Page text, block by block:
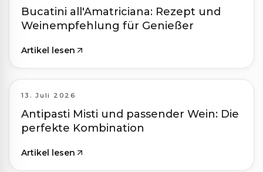
Bucatini all'Amatriciana: Rezept und
Weinempfehlung für Genießer
Artikel lesen
13. Juli 2026
Antipasti Misti und passender Wein: Die
perfekte Kombination
Artikel lesen